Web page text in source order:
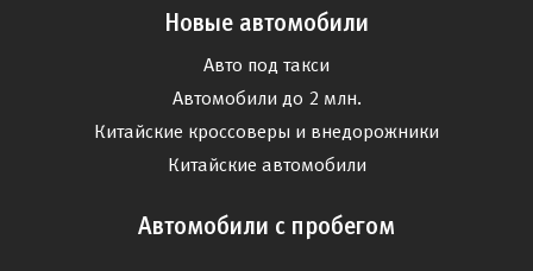
Новые автомобили
Авто под такси
Автомобили до 2 млн.
Китайские кроссоверы и внедорожники
Китайские автомобили
Автомобили с пробегом